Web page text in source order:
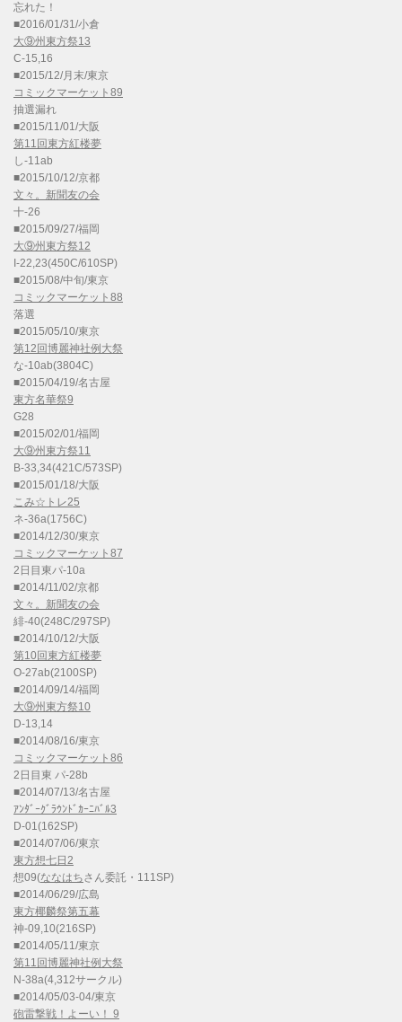
忘れた！
■2016/01/31/小倉
大⑨州東方祭13
C-15,16
■2015/12/月末/東京
コミックマーケット89
抽選漏れ
■2015/11/01/大阪
第11回東方紅楼夢
し-11ab
■2015/10/12/京都
文々。新聞友の会
十-26
■2015/09/27/福岡
大⑨州東方祭12
I-22,23(450C/610SP)
■2015/08/中旬/東京
コミックマーケット88
落選
■2015/05/10/東京
第12回博麗神社例大祭
な-10ab(3804C)
■2015/04/19/名古屋
東方名華祭9
G28
■2015/02/01/福岡
大⑨州東方祭11
B-33,34(421C/573SP)
■2015/01/18/大阪
こみ☆トレ25
ネ-36a(1756C)
■2014/12/30/東京
コミックマーケット87
2日目東パ-10a
■2014/11/02/京都
文々。新聞友の会
緋-40(248C/297SP)
■2014/10/12/大阪
第10回東方紅楼夢
O-27ab(2100SP)
■2014/09/14/福岡
大⑨州東方祭10
D-13,14
■2014/08/16/東京
コミックマーケット86
2日目東 パ-28b
■2014/07/13/名古屋
ｱﾝﾀﾞｰｸﾞﾗｳﾝﾄﾞｶｰﾆﾊﾞﾙ3
D-01(162SP)
■2014/07/06/東京
東方想七日2
想09(ななはちさん委託・111SP)
■2014/06/29/広島
東方椰麟祭第五幕
神-09,10(216SP)
■2014/05/11/東京
第11回博麗神社例大祭
N-38a(4,312サークル)
■2014/05/03-04/東京
砲雷撃戦！よーい！ 9